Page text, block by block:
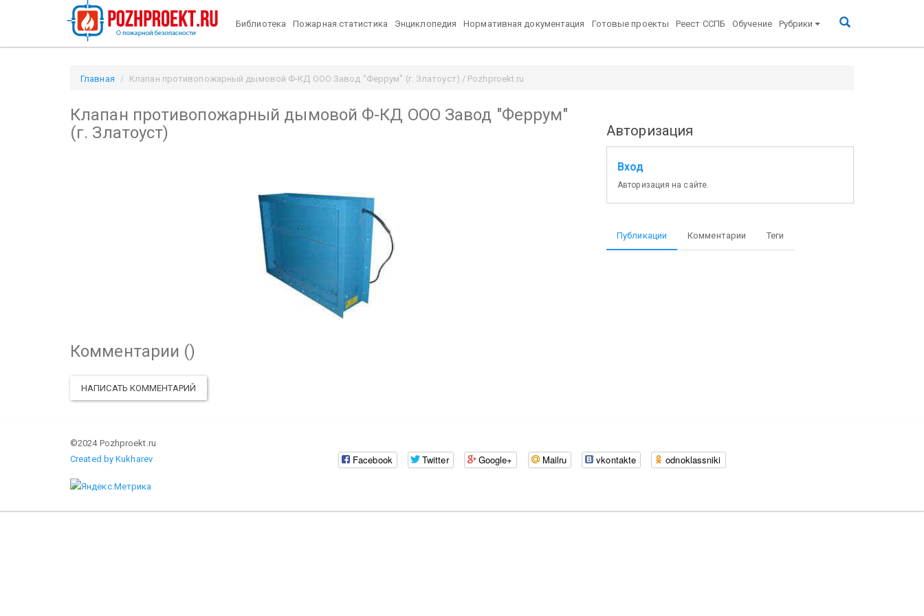
Библиотека Пожарная статистика Энциклопедия Нормативная документация Готовые проекты Реест ССПБ Обучение Рубрики
Главная Клапан противопожарный дымовой Ф-КД ООО Завод "Феррум" (г. Златоуст) / Pozhproekt.ru
Клапан противопожарный дымовой Ф-КД ООО Завод "Феррум"
(г. Златоуст)
Комментарии ()
НАПИСАТЬ КОММЕНТАРИЙ
Авторизация
Вход
Авторизация на сайте.
Публикации Комментарии Теги
©2024 Pozhproekt.ru
Created by Kukharev
Facebook Twitter Google+ Mailru vkontakte odnoklassniki